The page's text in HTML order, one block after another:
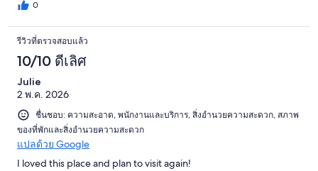
0
รีวิวที่ตรวจสอบแล้ว
10/10 ดีเลิศ
Julie
2 พ.ค. 2026
ชื่นชอบ: ความสะอาด, พนักงานและบริการ, สิ่งอำนวยความสะดวก, สภาพ
ของที่พักและสิ่งอำนวยความสะดวก
แปลด้วย Google
I loved this place and plan to visit again!